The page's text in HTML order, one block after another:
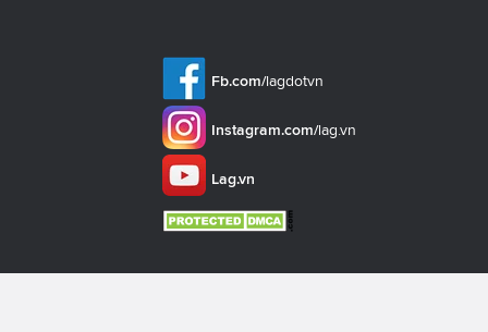
Fb.com/lagdotvn
Instagram.com/lag.vn
Lag.vn